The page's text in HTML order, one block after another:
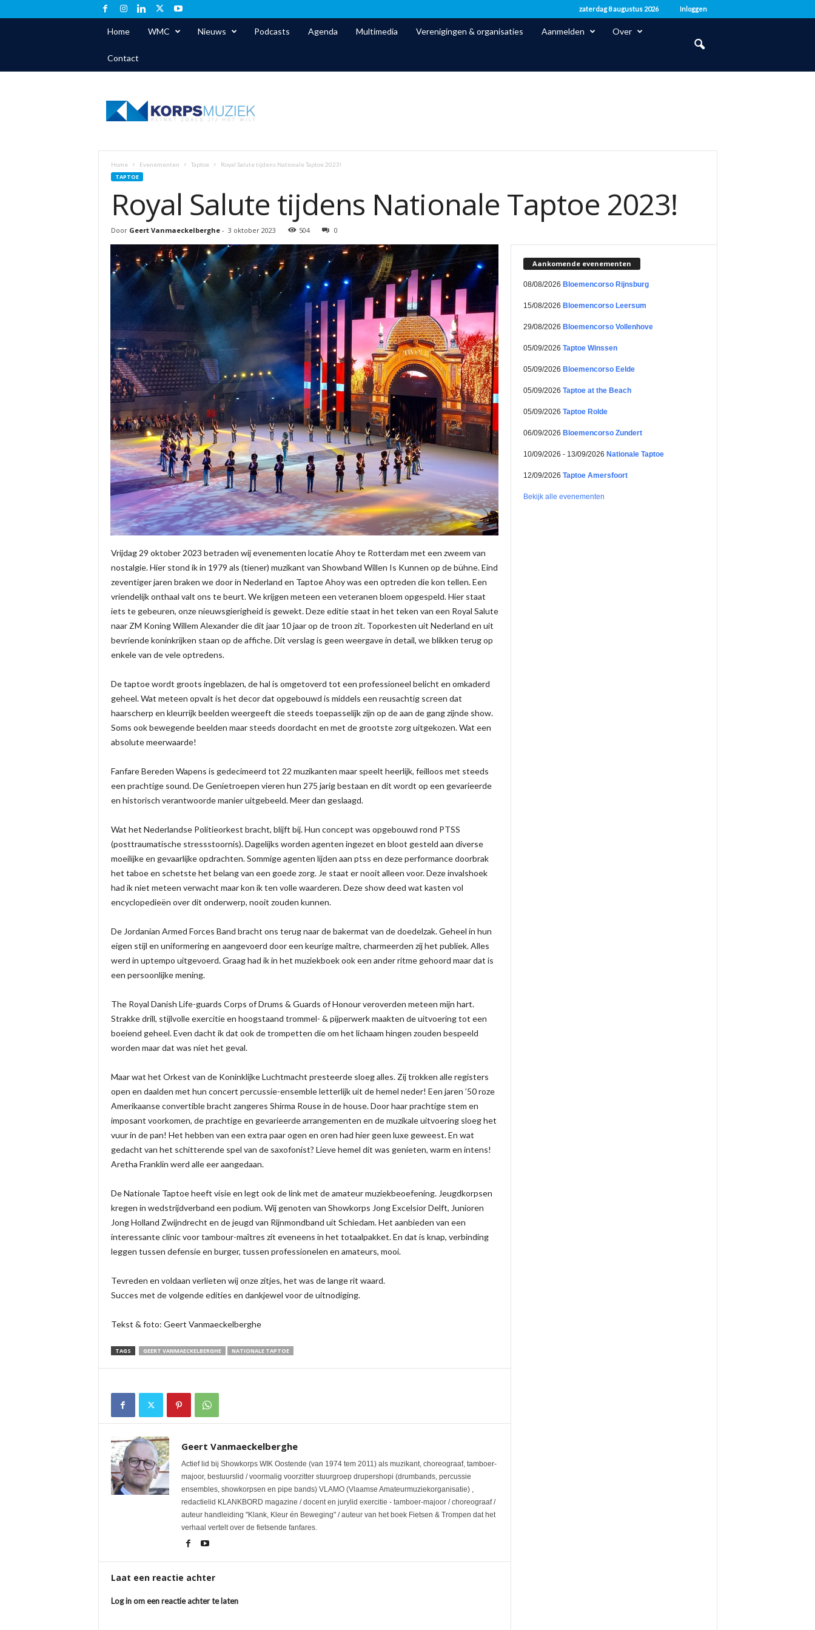
zaterdag 8 augustus 2026 Inloggen
Home WMC Nieuws Podcasts Agenda Multimedia Verenigingen & organisaties Aanmelden Over
Contact
Home Evenementen Taptoe Royal Salute tijdens Nationale Taptoe 2023!
TAPTOE
Royal Salute tijdens Nationale Taptoe 2023!
Door Geert Vanmaeckelberghe- 3 oktober 2023 504 0
Vrijdag 29 oktober 2023 betraden wij evenementen locatie Ahoy te Rotterdam met een zweem van
nostalgie. Hier stond ik in 1979 als (tiener) muzikant van Showband Willen Is Kunnen op de bühne. Eind
zeventiger jaren braken we door in Nederland en Taptoe Ahoy was een optreden die kon tellen. Een
vriendelijk onthaal valt ons te beurt. We krijgen meteen een veteranen bloem opgespeld. Hier staat
iets te gebeuren, onze nieuwsgierigheid is gewekt. Deze editie staat in het teken van een Royal Salute
naar ZM Koning Willem Alexander die dit jaar 10 jaar op de troon zit. Toporkesten uit Nederland en uit
bevriende koninkrijken staan op de affiche. Dit verslag is geen weergave in detail, we blikken terug op
enkele van de vele optredens.
De taptoe wordt groots ingeblazen, de hal is omgetoverd tot een professioneel belicht en omkaderd
geheel. Wat meteen opvalt is het decor dat opgebouwd is middels een reusachtig screen dat
haarscherp en kleurrijk beelden weergeeft die steeds toepasselijk zijn op de aan de gang zijnde show.
Soms ook bewegende beelden maar steeds doordacht en met de grootste zorg uitgekozen. Wat een
absolute meerwaarde!
Fanfare Bereden Wapens is gedecimeerd tot 22 muzikanten maar speelt heerlijk, feilloos met steeds
een prachtige sound. De Genietroepen vieren hun 275 jarig bestaan en dit wordt op een gevarieerde
en historisch verantwoorde manier uitgebeeld. Meer dan geslaagd.
Wat het Nederlandse Politieorkest bracht, blijft bij. Hun concept was opgebouwd rond PTSS
(posttraumatische stressstoornis). Dagelijks worden agenten ingezet en bloot gesteld aan diverse
moeilijke en gevaarlijke opdrachten. Sommige agenten lijden aan ptss en deze performance doorbrak
het taboe en schetste het belang van een goede zorg. Je staat er nooit alleen voor. Deze invalshoek
had ik niet meteen verwacht maar kon ik ten volle waarderen. Deze show deed wat kasten vol
encyclopedieën over dit onderwerp, nooit zouden kunnen.
De Jordanian Armed Forces Band bracht ons terug naar de bakermat van de doedelzak. Geheel in hun
eigen stijl en uniformering en aangevoerd door een keurige maître, charmeerden zij het publiek. Alles
werd in uptempo uitgevoerd. Graag had ik in het muziekboek ook een ander ritme gehoord maar dat is
een persoonlijke mening.
The Royal Danish Life-guards Corps of Drums & Guards of Honour veroverden meteen mijn hart.
Strakke drill, stijlvolle exercitie en hoogstaand trommel- & pijperwerk maakten de uitvoering tot een
boeiend geheel. Even dacht ik dat ook de trompetten die om het lichaam hingen zouden bespeeld
worden maar dat was niet het geval.
Maar wat het Orkest van de Koninklijke Luchtmacht presteerde sloeg alles. Zij trokken alle registers
open en daalden met hun concert percussie-ensemble letterlijk uit de hemel neder! Een jaren ’50 roze
Amerikaanse convertible bracht zangeres Shirma Rouse in de house. Door haar prachtige stem en
imposant voorkomen, de prachtige en gevarieerde arrangementen en de muzikale uitvoering sloeg het
vuur in de pan! Het hebben van een extra paar ogen en oren had hier geen luxe geweest. En wat
gedacht van het schitterende spel van de saxofonist? Lieve hemel dit was genieten, warm en intens!
Aretha Franklin werd alle eer aangedaan.
De Nationale Taptoe heeft visie en legt ook de link met de amateur muziekbeoefening. Jeugdkorpsen
kregen in wedstrijdverband een podium. Wij genoten van Showkorps Jong Excelsior Delft, Junioren
Jong Holland Zwijndrecht en de jeugd van Rijnmondband uit Schiedam. Het aanbieden van een
interessante clinic voor tambour-maîtres zit eveneens in het totaalpakket. En dat is knap, verbinding
leggen tussen defensie en burger, tussen professionelen en amateurs, mooi.
Tevreden en voldaan verlieten wij onze zitjes, het was de lange rit waard.
Succes met de volgende edities en dankjewel voor de uitnodiging.
Tekst & foto: Geert Vanmaeckelberghe
TAGS GEERT VANMAECKELBERGHE NATIONALE TAPTOE
Geert Vanmaeckelberghe
Actief lid bij Showkorps WIK Oostende (van 1974 tem 2011) als muzikant, choreograaf, tamboer-
majoor, bestuurslid / voormalig voorzitter stuurgroep drupershopi (drumbands, percussie
ensembles, showkorpsen en pipe bands) VLAMO (Vlaamse Amateurmuziekorganisatie) ,
redactielid KLANKBORD magazine / docent en jurylid exercitie - tamboer-majoor / choreograaf /
auteur handleiding "Klank, Kleur én Beweging" / auteur van het boek Fietsen & Trompen dat het
verhaal vertelt over de fietsende fanfares.
Laat een reactie achter
Log in om een reactie achter te laten
Aankomende evenementen
08/08/2026 Bloemencorso Rijnsburg
15/08/2026 Bloemencorso Leersum
29/08/2026 Bloemencorso Vollenhove
05/09/2026 Taptoe Winssen
05/09/2026 Bloemencorso Eelde
05/09/2026 Taptoe at the Beach
05/09/2026 Taptoe Rolde
06/09/2026 Bloemencorso Zundert
10/09/2026 - 13/09/2026 Nationale Taptoe
12/09/2026 Taptoe Amersfoort
Bekijk alle evenementen